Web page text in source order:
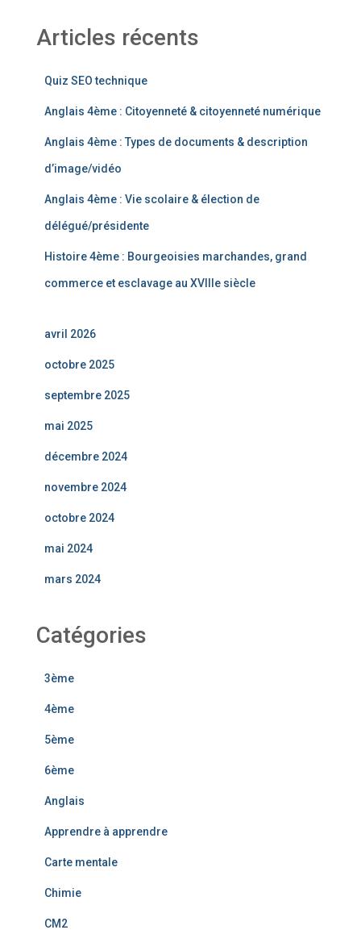
Articles récents
Quiz SEO technique
Anglais 4ème : Citoyenneté & citoyenneté numérique
Anglais 4ème : Types de documents & description
d’image/vidéo
Anglais 4ème : Vie scolaire & élection de
délégué/présidente
Histoire 4ème : Bourgeoisies marchandes, grand
commerce et esclavage au XVIIIe siècle
avril 2026
octobre 2025
septembre 2025
mai 2025
décembre 2024
novembre 2024
octobre 2024
mai 2024
mars 2024
Catégories
3ème
4ème
5ème
6ème
Anglais
Apprendre à apprendre
Carte mentale
Chimie
CM2